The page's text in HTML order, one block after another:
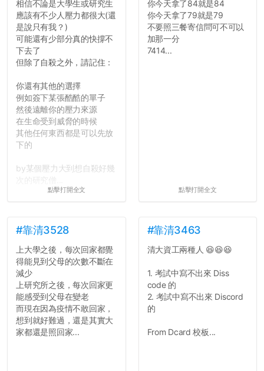
相信不論是大學生或研究生
應該有不少人壓力都很大(還
是說只有我？)
可能還有少部分真的快撐不
下去了
但除了自殺之外，請記住：
你還有其他的選擇
例如簽下某張酷酷的單子
然後遠離你的壓力來源
在生命受到威脅的時候
其他任何東西都是可以先放
下的
by某個壓力大到想自殺好幾
點擊打開全文
你今天拿了84就是84
你今天拿了79就是79
不要照三餐寄信問可不可以
加那一分
7414...
點擊打開全文
#靠清3528
上大學之後，每次回家都覺
得能見到父母的次數不斷在
減少
上研究所之後，每次回家更
能感受到父母在變老
而現在因為疫情不敢回家，
想到就好難過，還是其實大
家都還是照回家...
#靠清3463
清大資工兩種人 😆😆😆
1. 考試中寫不出來 Diss
code 的
2. 考試中寫不出來 Discord
的
From Dcard 校板...